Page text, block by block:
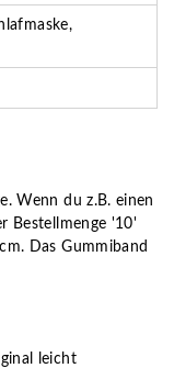
Wenn du z.B. einen
Bestellmenge '10'
Das Gummiband
leicht